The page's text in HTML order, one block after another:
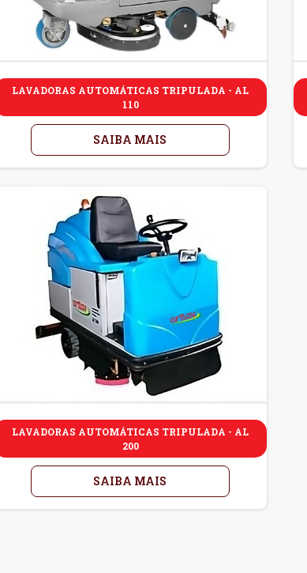
LAVADORAS AUTOMÁTICAS TRIPULADA - AL
110
SAIBA MAIS
LAVADORAS AUTOMÁTICAS TRIPULADA - AL
200
SAIBA MAIS